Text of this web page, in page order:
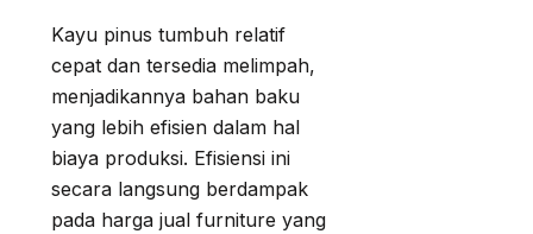
Kayu pinus tumbuh relatif
cepat dan tersedia melimpah,
menjadikannya bahan baku
yang lebih efisien dalam hal
biaya produksi. Efisiensi ini
secara langsung berdampak
pada harga jual furniture yang